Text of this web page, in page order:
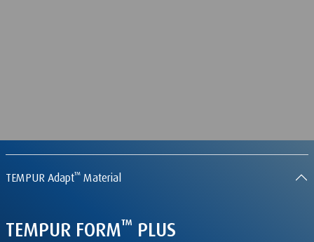
TEMPUR Adapt™ Material
TEMPUR FORM™ PLUS